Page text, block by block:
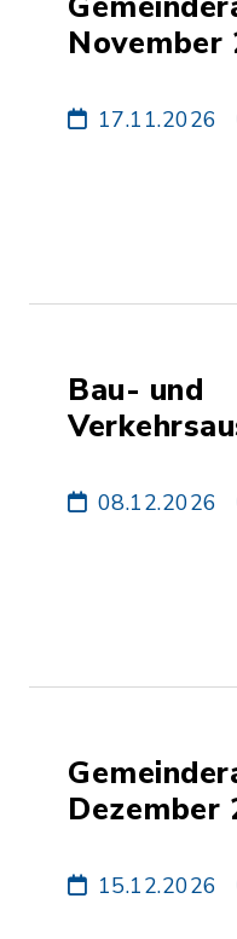
November
17.11.2026
Bau- und
08.12.2026
Dezember
15.12.2026